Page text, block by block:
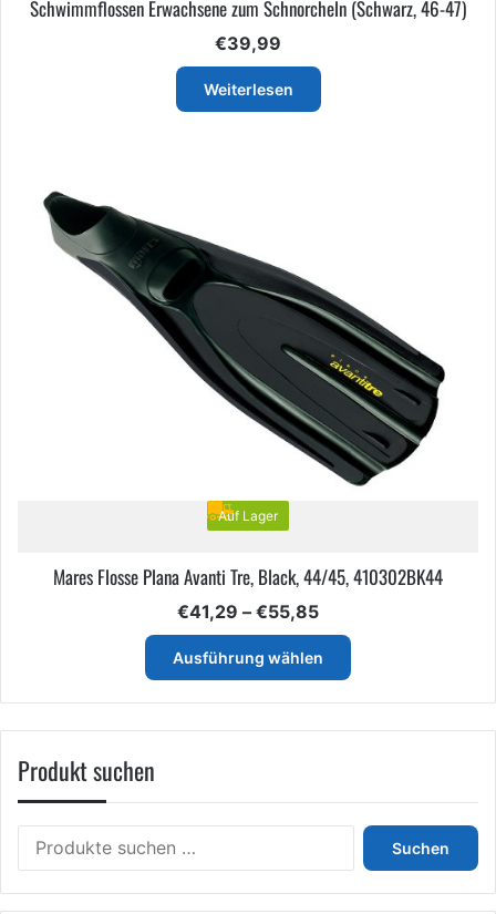
Schwimmflossen Erwachsene zum Schnorcheln (Schwarz, 46-47)
€39,99
Weiterlesen
Auf Lager
Mares Flosse Plana Avanti Tre, Black, 44/45, 410302BK44
€41,29 – €55,85Preisspanne:
€41,29
bis
€55,85
Ausführung wählen
Dieses
Optionen
können
Produkt suchen
nach:
Suchen